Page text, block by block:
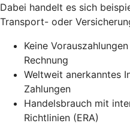
Dabei handelt es sich
Transport- oder
Keine
Rechnung
Weltweit anerkanntes
Zahlungen
Handelsbrauch mit
Richtlinien (ERA)